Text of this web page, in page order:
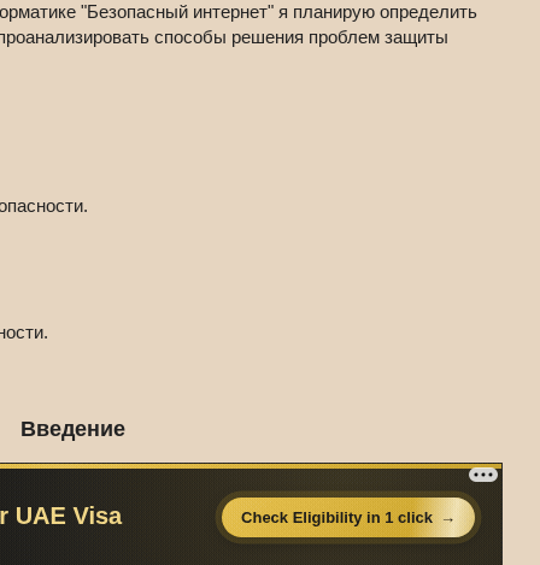
"Безопасный интернет" я планирую определить
способы решения проблем защиты
Введение